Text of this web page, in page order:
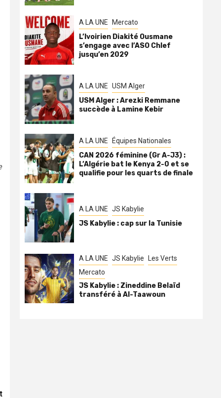
A LA UNE Mercato
L’Ivoirien Diakité Ousmane
s’engage avec l’ASO Chlef
jusqu’en 2029
A LA UNE USM Alger
USM Alger : Arezki Remmane
succède à Lamine Kebir
A LA UNE Équipes Nationales
CAN 2026 féminine (Gr A-J3) :
L’Algérie bat le Kenya 2-0 et se
qualifie pour les quarts de finale
A LA UNE JS Kabylie
JS Kabylie : cap sur la Tunisie
A LA UNE JS Kabylie
Les Verts
Mercato
JS Kabylie : Zineddine Belaïd
transféré à Al-Taawoun